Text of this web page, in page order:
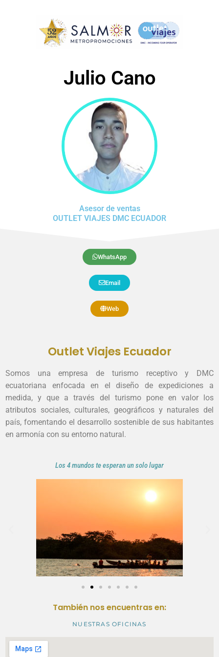
Julio Cano
Asesor de ventas
OUTLET VIAJES DMC ECUADOR
WhatsApp
Email
Web
Outlet Viajes Ecuador
Somos una empresa de turismo receptivo y DMC
ecuatoriana enfocada en el diseño de expediciones a
medida, y que a través del turismo pone en valor los
atributos sociales, culturales, geográficos y naturales del
país, fomentando el desarrollo sostenible de sus habitantes
en armonía con su entorno natural.
Los 4 mundos te esperan un solo lugar
También nos encuentras en:
NUESTRAS OFICINAS